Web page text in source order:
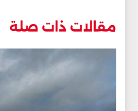
مقالات ذات صلة